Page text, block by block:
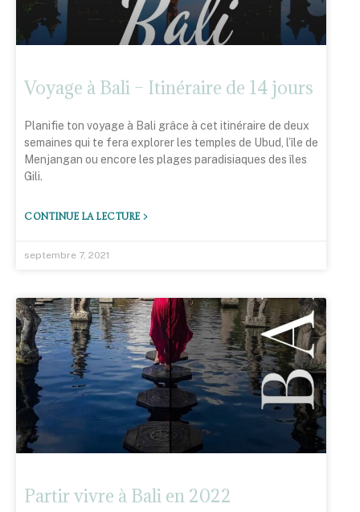
Voyage à Bali – Itinéraire de 14 jours
Planifie ton voyage à Bali grâce à cet itinéraire de deux
semaines qui te fera explorer les temples de Ubud, l’île de
Menjangan ou encore les plages paradisiaques des îles
Gili.
CONTINUE LA LECTURE >
septembre 7, 2021
Partir vivre à Bali en 2022